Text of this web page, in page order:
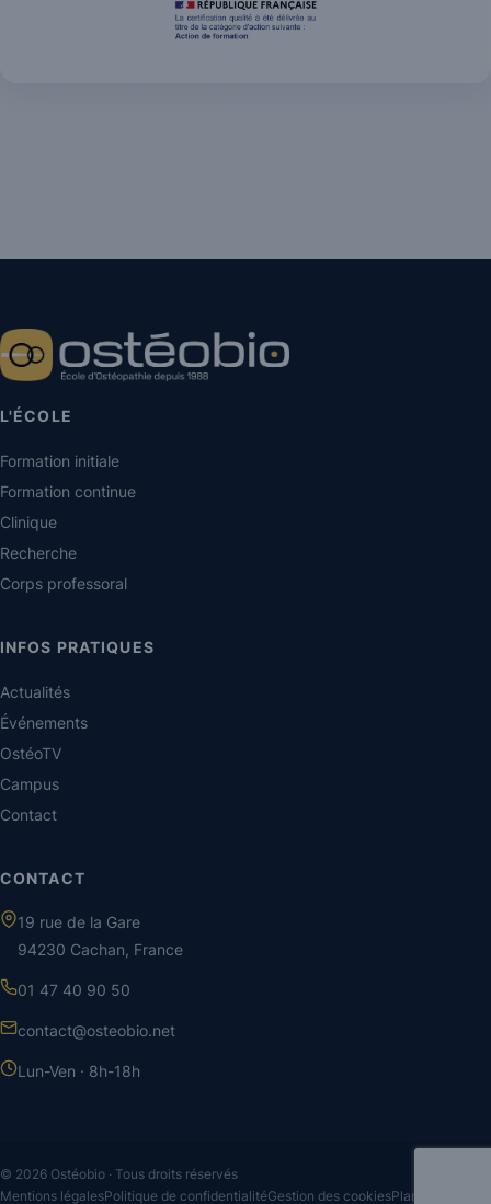
L'ÉCOLE
Formation initiale
Formation continue
Clinique
Recherche
Corps professoral
INFOS PRATIQUES
Actualités
Événements
OstéoTV
Campus
Contact
CONTACT
19 rue de la Gare
94230 Cachan, France
01 47 40 90 50
contact@osteobio.net
Lun-Ven · 8h-18h
© 2026 Ostéobio · Tous droits réservés
Mentions légalesPolitique de confidentialitéGestion des cookiesPlan du site